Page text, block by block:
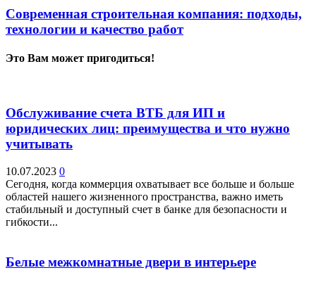
Современная строительная компания: подходы,
технологии и качество работ
Это Вам может пригодиться!
Обслуживание счета ВТБ для ИП и
юридических лиц: преимущества и что нужно
учитывать
10.07.2023 0
Сегодня, когда коммерция охватывает все больше и больше
областей нашего жизненного пространства, важно иметь
стабильный и доступный счет в банке для безопасности и
гибкости...
Белые межкомнатные двери в интерьере